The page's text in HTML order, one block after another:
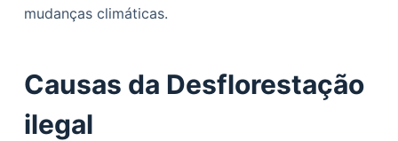
mudanças climáticas.
Causas da Desflorestação
ilegal